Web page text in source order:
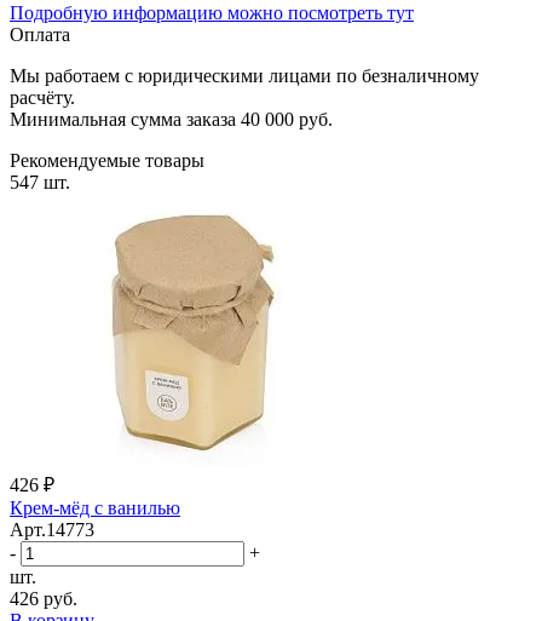
Подробную информацию можно посмотреть тут
Оплата
Мы работаем с юридическими лицами по безналичному
расчёту.
Минимальная сумма заказа 40 000 руб.
Рекомендуемые товары
547 шт.
426 ₽
Крем-мёд с ванилью
Арт.14773
-
+
шт.
426 руб.